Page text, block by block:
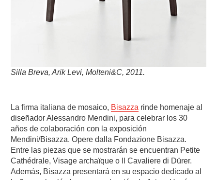
Silla Breva, Arik Levi, Molteni&C, 2011.
La firma italiana de mosaico, Bisazza rinde homenaje al
diseñador Alessandro Mendini, para celebrar los 30
años de colaboración con la exposición
Mendini/Bisazza. Opere dalla Fondazione Bisazza.
Entre las piezas que se mostrarán se encuentran Petite
Cathédrale, Visage archaïque o Il Cavaliere di Dürer.
Además, Bisazza presentará en su espacio dedicado al